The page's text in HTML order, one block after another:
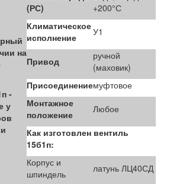
на
-
у
(РС)
+200°С
Климатическое
исполнение
У1
Привод
ручной
(маховик)
Присоединениемуфтовое
Монтажное
положение
Любое
Как изготовлен вентиль
15б1п:
Корпус и
шпиндель
латунь ЛЦ40СД